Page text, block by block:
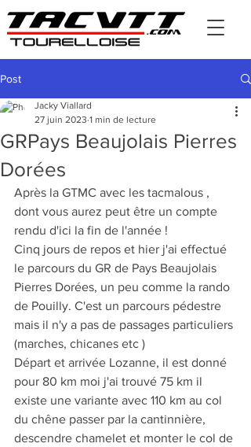
Post
GRPays Beaujolais Pierres
Dorées
Jacky Viallard
27 juin 2023 1 min de lecture
Après la GTMC avec les tacmalous ,
dont vous aurez peut être un compte
rendu d'ici la fin de l'année !
Cinq jours de repos et hier j'ai effectué
le parcours du GR de Pays Beaujolais
Pierres Dorées, un peu comme la rando
de Pouilly. C'est un parcours pédestre
mais il n'y a pas de passages particuliers
(marches, chicanes etc )
Départ et arrivée Lozanne, il est donné
pour 80 km moi j'ai trouvé 75 km il
existe une variante avec 110 km au col
du chêne passer par la cantinnière,
descendre chamelet et monter le col de